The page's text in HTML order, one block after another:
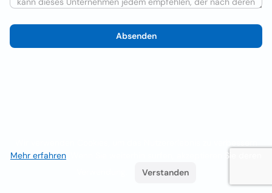
Absenden
Mehr erfahren . Wenn Sie weiterhin surfen, akzeptieren Sie deren
Verstanden